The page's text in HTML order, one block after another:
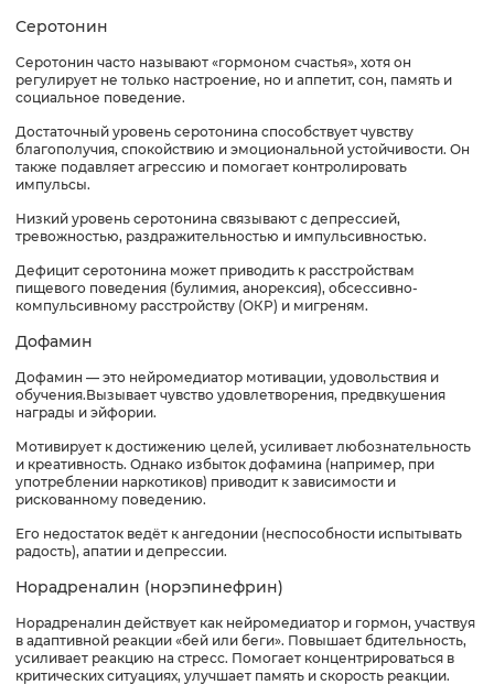
Серотонин
Серотонин часто называют «гормоном счастья», хотя он
регулирует не только настроение, но и аппетит, сон, память и
социальное поведение.
Достаточный уровень серотонина способствует чувству
благополучия, спокойствию и эмоциональной устойчивости. Он
также подавляет агрессию и помогает контролировать
импульсы.
Низкий уровень серотонина связывают с депрессией,
тревожностью, раздражительностью и импульсивностью.
Дефицит серотонина может приводить к расстройствам
пищевого поведения (булимия, анорексия), обсессивно-
компульсивному расстройству (ОКР) и мигреням.
Дофамин
Дофамин — это нейромедиатор мотивации, удовольствия и
обучения.Вызывает чувство удовлетворения, предвкушения
награды и эйфории.
Мотивирует к достижению целей, усиливает любознательность
и креативность. Однако избыток дофамина (например, при
употреблении наркотиков) приводит к зависимости и
рискованному поведению.
Его недостаток ведёт к ангедонии (неспособности испытывать
радость), апатии и депрессии.
Норадреналин (норэпинефрин)
Норадреналин действует как нейромедиатор и гормон, участвуя
в адаптивной реакции «бей или беги». Повышает бдительность,
усиливает реакцию на стресс. Помогает концентрироваться в
критических ситуациях, улучшает память и скорость реакции.